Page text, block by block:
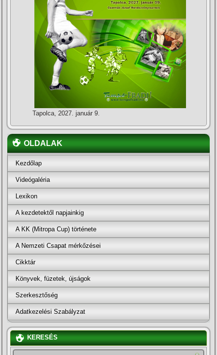
Tapolca, 2027. január 9.
OLDALAK
Kezdőlap
Videógaléria
Lexikon
A kezdetektől napjainkig
A KK (Mitropa Cup) története
A Nemzeti Csapat mérkőzései
Cikktár
Könyvek, füzetek, újságok
Szerkesztőség
Adatkezelési Szabályzat
KERESÉS